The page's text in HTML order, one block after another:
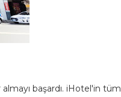
başardı. iHotel'in tüm